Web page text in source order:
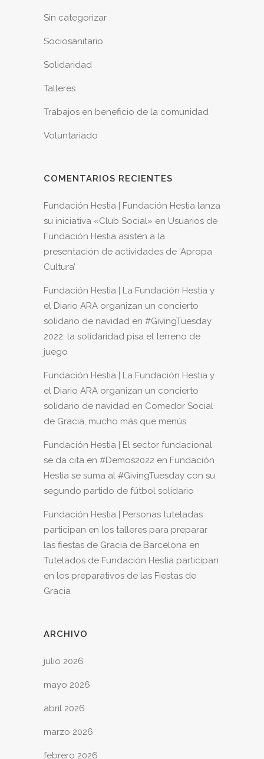
Sin categorizar
Sociosanitario
Solidaridad
Talleres
Trabajos en beneficio de la comunidad
Voluntariado
COMENTARIOS RECIENTES
Fundación Hestia | Fundación Hestia lanza
su iniciativa «Club Social» en Usuarios de
Fundación Hestia asisten a la
presentación de actividades de ‘Apropa
Cultura’
Fundación Hestia | La Fundación Hestia y
el Diario ARA organizan un concierto
solidario de navidad en #GivingTuesday
2022: la solidaridad pisa el terreno de
juego
Fundación Hestia | La Fundación Hestia y
el Diario ARA organizan un concierto
solidario de navidad en Comedor Social
de Gracia, mucho más que menús
Fundación Hestia | El sector fundacional
se da cita en #Demos2022 en Fundación
Hestia se suma al #GivingTuesday con su
segundo partido de fútbol solidario
Fundación Hestia | Personas tuteladas
participan en los talleres para preparar
las fiestas de Gracia de Barcelona en
Tutelados de Fundación Hestia participan
en los preparativos de las Fiestas de
Gracia
ARCHIVO
julio 2026
mayo 2026
abril 2026
marzo 2026
febrero 2026